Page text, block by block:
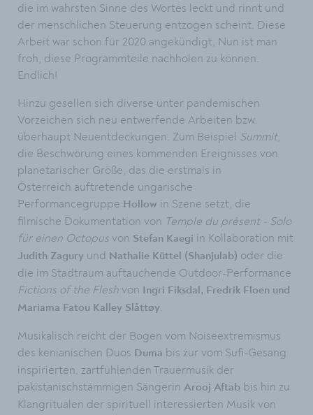
die im wahrsten Sinne des Wortes leckt und rinnt und
der menschlichen Steuerung entzogen scheint. Diese
Arbeit war schon für 2020 angekündigt, Nun ist man
froh, diese Programmteile nachholen zu können.
Endlich!
Hinzu gesellen sich diverse unter pandemischen
Vorzeichen sich neu entwerfende Arbeiten bzw.
überhaupt Neuentdeckungen. Zum Beispiel Summit,
die Beschwörung eines kommenden Ereignisses von
planetarischer Größe, das die erstmals in
Österreich auftretende ungarische
Performancegruppe Hollow in Szene setzt, die
filmische Dokumentation von Temple du présent - Solo
für einen Octopus von Stefan Kaegi in Kollaboration mit
Judith Zagury und Nathalie Küttel (Shanjulab) oder die
die im Stadtraum auftauchende Outdoor-Performance
Fictions of the Flesh von Ingri Fiksdal, Fredrik Floen und
Mariama Fatou Kalley Slåttøy.
Musikalisch reicht der Bogen vom Noiseextremismus
des kenianischen Duos Duma bis zur vom Sufi-Gesang
inspirierten, zartfühlenden Trauermusik der
pakistanischstämmigen Sängerin Arooj Aftab bis hin zu
Klangritualen der spirituell interessierten Musik von